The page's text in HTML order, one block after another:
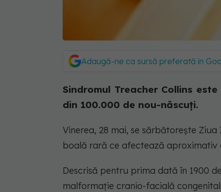
Adaugă-ne ca sursă preferată în
Sindromul Treacher Collins
din 100.000 de nou-născuți.
Vinerea, 28 mai, se sărbătorește
boală rară ce afectează aproximativ
Descrisă pentru prima dată în 1900
malformație cranio-facială